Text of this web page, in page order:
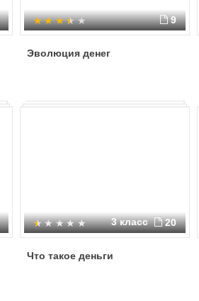
9
Эволюция денег
3 класс 20
Что такое деньги